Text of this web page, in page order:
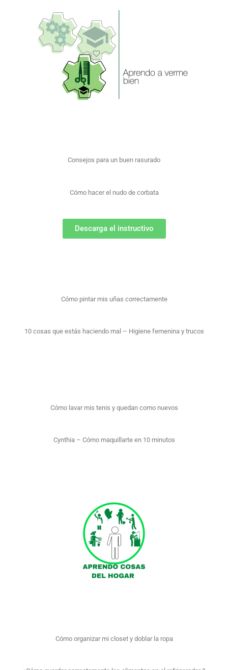
Consejos para un buen rasurado
Cómo hacer el nudo de corbata
Descarga el instructivo
Cómo pintar mis uñas correctamente
10 cosas que estás haciendo mal – Higiene femenina y trucos
Cómo lavar mis tenis y quedan como nuevos
Cynthia – Cómo maquillarte en 10 minutos
Cómo organizar mi closet y doblar la ropa